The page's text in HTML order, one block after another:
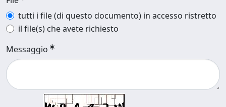
tutti i file (di questo documento) in accesso ristretto
il file(s) che avete richiesto
Messaggio